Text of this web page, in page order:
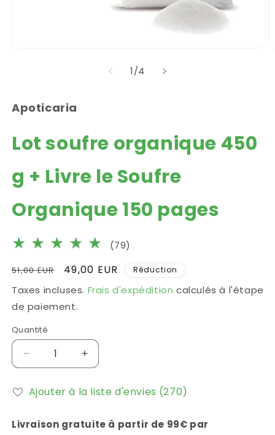
fenêtre
modale
1/de
4
Apoticaria
Lot soufre organique 450
g + Livre le Soufre
Organique 150 pages
(79)
total
des
critiques
Prix
habituel
51,00 EUR
Prix
promotionnel
49,00 EUR Réduction
Taxes incluses. Frais d'expédition calculés à l'étape
de paiement.
Quantité
Réduire
la
de
soufre
Augmenter
la
quantité
de
soufre
Ajouter à la liste d'envies (270)
Livraison gratuite à partir de 99€ par